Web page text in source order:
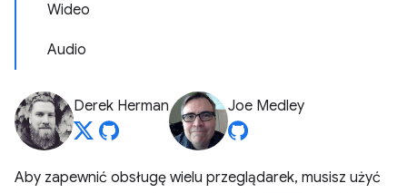
Wideo
Audio
Derek Herman Joe Medley
Aby zapewnić obsługę wielu przeglądarek, musisz użyć